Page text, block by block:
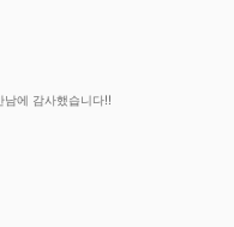
에 감사했습니다!!